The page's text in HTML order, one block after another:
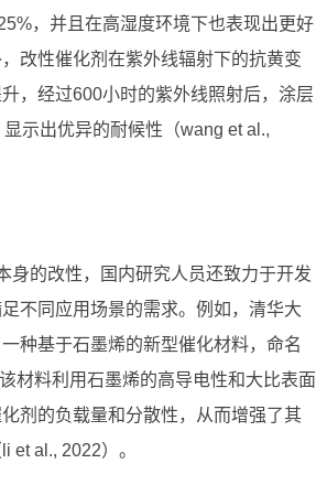
，并且在高湿度环境下也表现出更好
改性催化剂在紫外线辐射下的抗黄变
，经过600小时的紫外线照射后，涂层
示出优异的耐候性（wang et al.,
身的改性，国内研究人员还致力于开发
不同应用场景的需求。例如，清华大
种基于石墨烯的新型催化材料，命名
材料利用石墨烯的高导电性和大比表面
剂的负载量和分散性，从而增强了其
et al., 2022）。